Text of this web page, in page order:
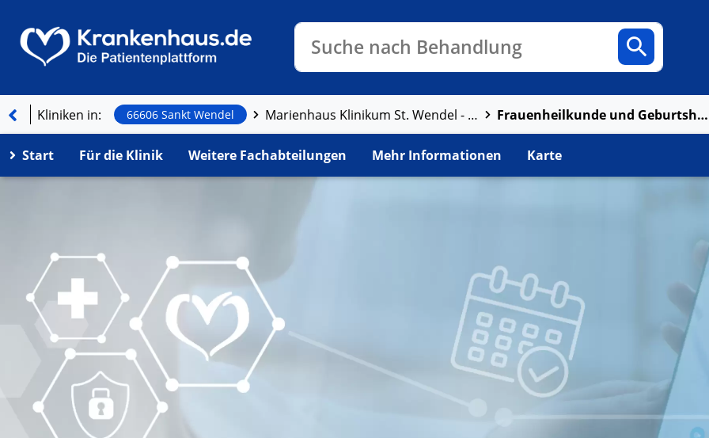
Suche nach Behandlung
Kliniken in: 66606 Sankt Wendel Marienhaus Klinikum St. Wendel - Ottweiler Frauenheilkunde und Geburtshilfe
Start Für die Klinik Weitere Fachabteilungen Mehr Informationen Karte